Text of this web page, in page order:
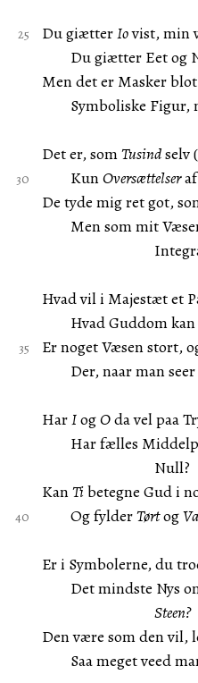
Du giætterIovist, min
Du giætter Eet og
Men det er Masker
Symboliske Figur,
Det er, somTusindselv
KunOversættelser
De tyde mig ret got,
Men som mit
Hvad vil i Majestæt et
Hvad Guddom kan
Er noget Væsen stort,
Der, naar man seer
HarIogOda vel paa
Har fælles
Null?
KanTibetegne Gud i
Og fylderTørtog
Er i Symbolerne, du
Det mindste Nys
Steen?
Den være som den vil,
Saa meget veed